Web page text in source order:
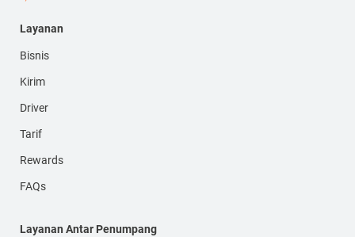
Layanan
Bisnis
Kirim
Driver
Tarif
Rewards
FAQs
Layanan Antar Penumpang